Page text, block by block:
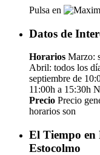
Pulsa en
Datos de
Horarios Marzo:
Abril: todos los
septiembre de
11:00h a 15:30h
Precio Precio
horarios son
El Tiempo en
Estocolmo